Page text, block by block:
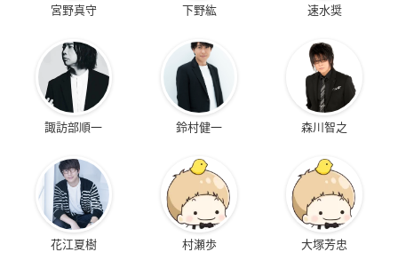
宮野真守 下野紘 速水奨
諏訪部順一 鈴村健一 森川智之
花江夏樹 村瀬歩 大塚芳忠